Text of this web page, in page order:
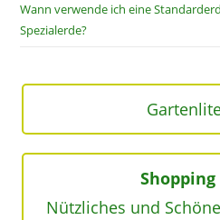
Wann verwende ich eine
Spezialerde?
Nützliches und